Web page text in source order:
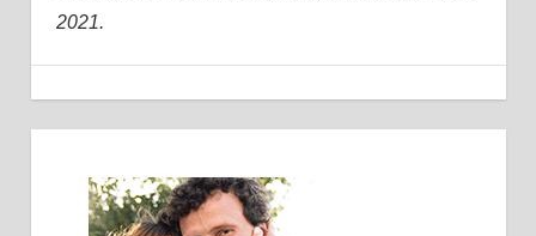
2021.
6 juni, 2014
admin
Seks Dating